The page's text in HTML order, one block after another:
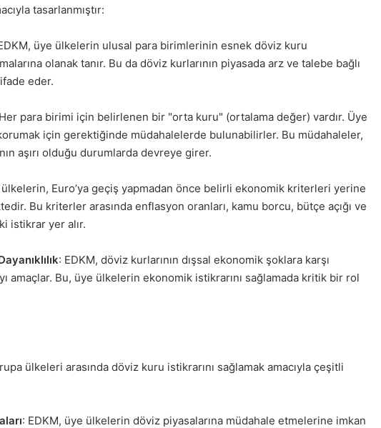
tasarlanmıştır:
üye ülkelerin ulusal para birimlerinin esnek döviz kuru
olanak tanır. Bu da döviz kurlarının piyasada arz ve talebe bağlı
eder.
para birimi için belirlenen bir "orta kuru" (ortalama değer) vardır. Üye
için gerektiğinde müdahalelerde bulunabilirler. Bu müdahaleler,
aşırı olduğu durumlarda devreye girer.
ülkelerin, Euro’ya geçiş yapmadan önce belirli ekonomik kriterleri yerine
Bu kriterler arasında enflasyon oranları, kamu borcu, bütçe açığı ve
istikrar yer alır.
: EDKM, döviz kurlarının dışsal ekonomik şoklara karşı
amaçlar. Bu, üye ülkelerin ekonomik istikrarını sağlamada kritik bir rol
ülkeleri arasında döviz kuru istikrarını sağlamak amacıyla çeşitli
: EDKM, üye ülkelerin döviz piyasalarına müdahale etmelerine imkan